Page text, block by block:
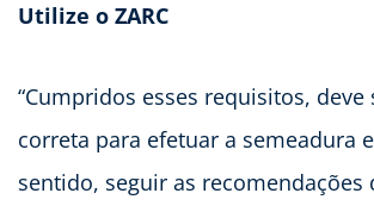
Utilize o ZARC
“Cumpridos esses requisitos, deve
correta para efetuar a semeadura
sentido, seguir as recomendações